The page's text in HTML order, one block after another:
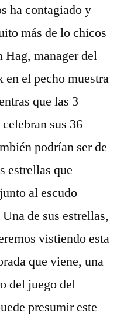
ha contagiado y
más de lo chicos
Hag, manager del
el pecho muestra
que las 3
sus 36
podrían ser de
estrellas que
al escudo
de sus estrellas,
vistiendo esta
que viene, una
del juego del
presumir este